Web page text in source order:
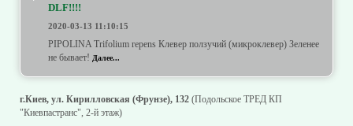
DLF!!!!
2020-03-13 11:10:15
PIPOLINA Trifolium repens Клевер ползучий (микроклевер) Зеленее
не бывает! Далее...
г.Киев, ул. Кирилловская (Фрунзе), 132 (Подольское ТРЕД КП
"Киевпастранс", 2-й этаж)